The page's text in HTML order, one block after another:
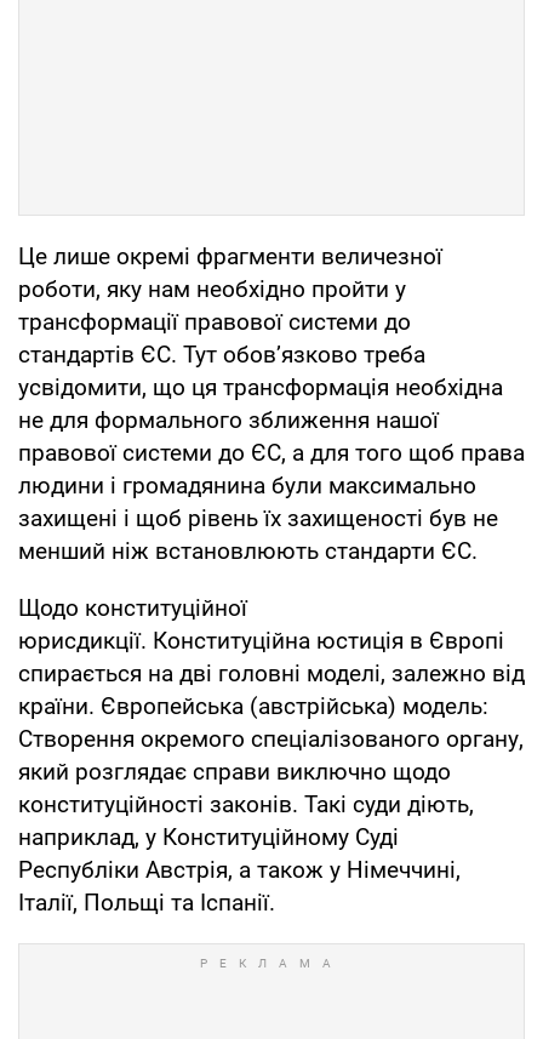
Це лише окремі фрагменти величезної
роботи, яку нам необхідно пройти у
трансформації правової системи до
стандартів ЄС. Тут обовʼязково треба
усвідомити, що ця трансформація необхідна
не для формального зближення нашої
правової системи до ЄС, а для того щоб права
людини і громадянина були максимально
захищені і щоб рівень їх захищеності був не
менший ніж встановлюють стандарти ЄС.
Щодо конституційної
юрисдикції. Конституційна юстиція в Європі
спирається на дві головні моделі, залежно від
країни. Європейська (австрійська) модель:
Створення окремого спеціалізованого органу,
який розглядає справи виключно щодо
конституційності законів. Такі суди діють,
наприклад, у Конституційному Суді
Республіки Австрія, а також у Німеччині,
Італії, Польщі та Іспанії.